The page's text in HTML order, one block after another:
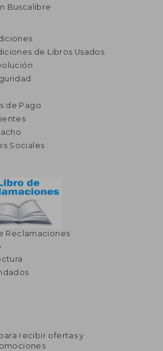
392,29
Buscalibre
de Libros Usados
de Pago
Sociales
Reclamaciones
recibir ofertas y